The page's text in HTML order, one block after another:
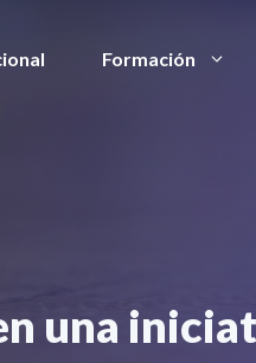
Formación
una